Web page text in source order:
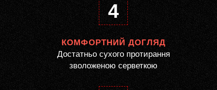
4
КОМФОРТНИЙ ДОГЛЯД
Достатньо сухого протирання
зволоженою серветкою